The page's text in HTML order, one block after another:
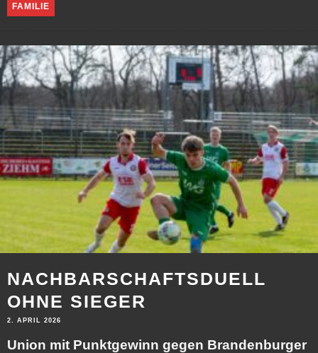
FAMILIE
NACHBARSCHAFTSDUELL
OHNE SIEGER
2. APRIL 2026
Union mit Punktgewinn gegen Brandenburger